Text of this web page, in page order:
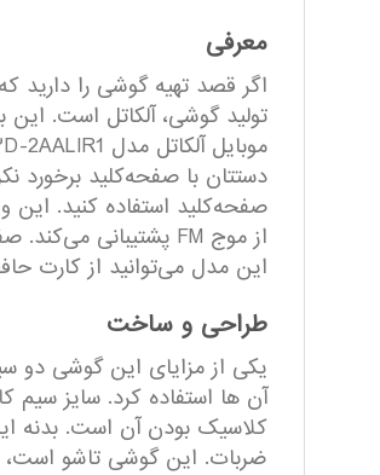
معرفی
اگر قصد تهیه گوشی را دارید
تولید گوشی، آلکاتل است.
دستتان با صفحه‌کلید برخورد
صفحه‌کلید استفاده کنید. این
این مدل می‌توانید از کارت حافظه تا ظرفیت ۳۲ گیگ استفاده کنید. اگر قصد تهیه گوشی کلاسیک
طراحی و ساخت
یکی از مزایای این گوشی دو
آن ها استفاده کرد. سایز
کلاسیک بودن آن است. بدنه
ضربات. این گوشی تاشو است،